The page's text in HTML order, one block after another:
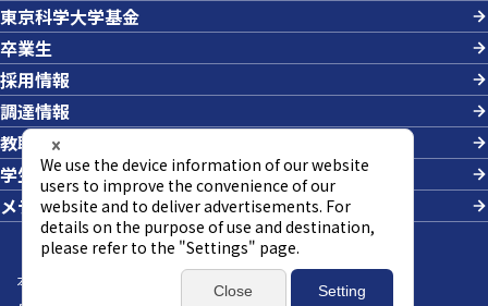
東京科学大学基金
卒業生
採用情報
調達情報
教職員への業務依頼
学生の採用
メディアの方
本サイトについて
個人情報の取り扱い